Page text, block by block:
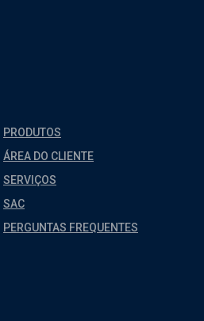
PRODUTOS
ÁREA DO CLIENTE
SERVIÇOS
SAC
PERGUNTAS FREQUENTES